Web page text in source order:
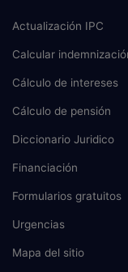
Actualización IPC
Calcular
Cálculo de intereses
Cálculo de pensión
Diccionario Juridico
Financiación
Formularios gratuitos
Urgencias
Mapa del sitio